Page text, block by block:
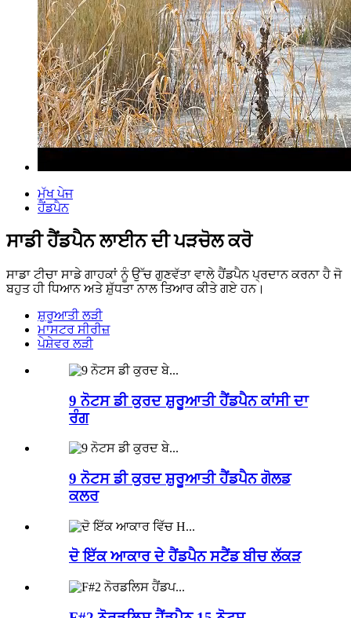
ਮੁੱਖ ਪੇਜ
ਹੈਂਡਪੈਨ
ਸਾਡੀ ਹੈਂਡਪੈਨ ਲਾਈਨ ਦੀ ਪੜਚੋਲ ਕਰੋ
ਸਾਡਾ ਟੀਚਾ ਸਾਡੇ ਗਾਹਕਾਂ ਨੂੰ ਉੱਚ ਗੁਣਵੱਤਾ ਵਾਲੇ ਹੈਂਡਪੈਨ ਪ੍ਰਦਾਨ ਕਰਨਾ ਹੈ ਜੋ
ਬਹੁਤ ਹੀ ਧਿਆਨ ਅਤੇ ਸ਼ੁੱਧਤਾ ਨਾਲ ਤਿਆਰ ਕੀਤੇ ਗਏ ਹਨ।
ਸ਼ੁਰੂਆਤੀ ਲੜੀ
ਮਾਸਟਰ ਸੀਰੀਜ਼
ਪੇਸ਼ੇਵਰ ਲੜੀ
9 ਨੋਟਸ ਡੀ ਕੁਰਦ ਸ਼ੁਰੂਆਤੀ ਹੈਂਡਪੈਨ ਕਾਂਸੀ ਦਾ
ਰੰਗ
9 ਨੋਟਸ ਡੀ ਕੁਰਦ ਸ਼ੁਰੂਆਤੀ ਹੈਂਡਪੈਨ ਗੋਲਡ
ਕਲਰ
ਦੋ ਇੱਕ ਆਕਾਰ ਦੇ ਹੈਂਡਪੈਨ ਸਟੈਂਡ ਬੀਚ ਲੱਕੜ